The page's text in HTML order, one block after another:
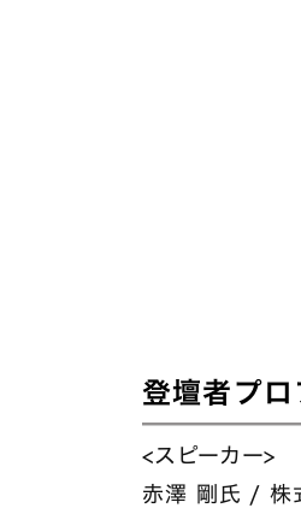
登壇者プ
<スピーカー>
赤澤 剛氏 / 株